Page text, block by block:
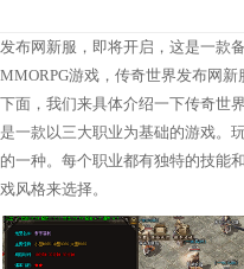
布网新服，即将开启，这是一款
游戏，传奇世界发布网
面，我们来具体介绍一下传奇世界
一款以三大职业为基础的游戏。
一种。每个职业都有独特的技能
风格来选择。